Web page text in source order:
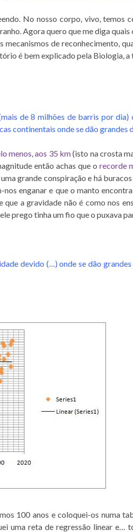
No nosso corpo, vivo, temos
Agora quero que me diga quais
de reconhecimento,
é bem explicado pela Biologia, a
de 8 milhões de barris por dia)
continentais onde se dão grandes
menos, aos 35 km(isto na crosta
então achas que o recorde
grande conspiração e há
enganar e que o manto
a gravidade não é como nos
prego tinha um fio que o puxava
devido (…) onde se dão
100 anos e coloquei-os numa
uma reta de regressão linear e…